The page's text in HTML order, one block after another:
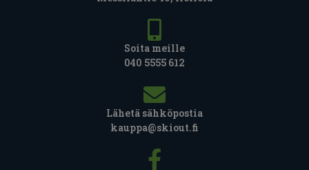
Soita meille
040 5555 612
Lähetä sähköpostia
kauppa@skiout.fi